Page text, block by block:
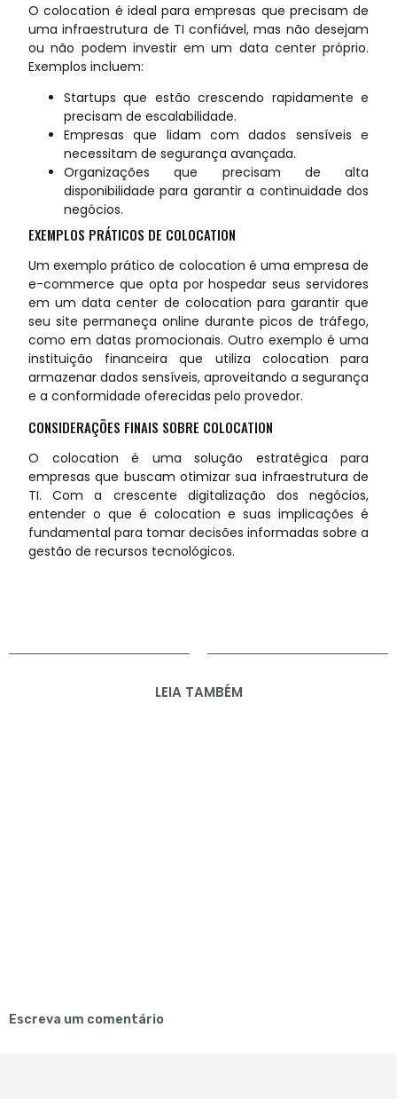
O colocation é ideal para empresas que precisam de
uma infraestrutura de TI confiável, mas não desejam
ou não podem investir em um data center próprio.
Exemplos incluem:
Startups que estão crescendo rapidamente e
precisam de escalabilidade.
Empresas que lidam com dados sensíveis e
necessitam de segurança avançada.
Organizações que precisam de alta
disponibilidade para garantir a continuidade dos
negócios.
EXEMPLOS PRÁTICOS DE COLOCATION
Um exemplo prático de colocation é uma empresa de
e-commerce que opta por hospedar seus servidores
em um data center de colocation para garantir que
seu site permaneça online durante picos de tráfego,
como em datas promocionais. Outro exemplo é uma
instituição financeira que utiliza colocation para
armazenar dados sensíveis, aproveitando a segurança
e a conformidade oferecidas pelo provedor.
CONSIDERAÇÕES FINAIS SOBRE COLOCATION
O colocation é uma solução estratégica para
empresas que buscam otimizar sua infraestrutura de
TI. Com a crescente digitalização dos negócios,
entender o que é colocation e suas implicações é
fundamental para tomar decisões informadas sobre a
gestão de recursos tecnológicos.
LEIA TAMBÉM
Escreva um comentário